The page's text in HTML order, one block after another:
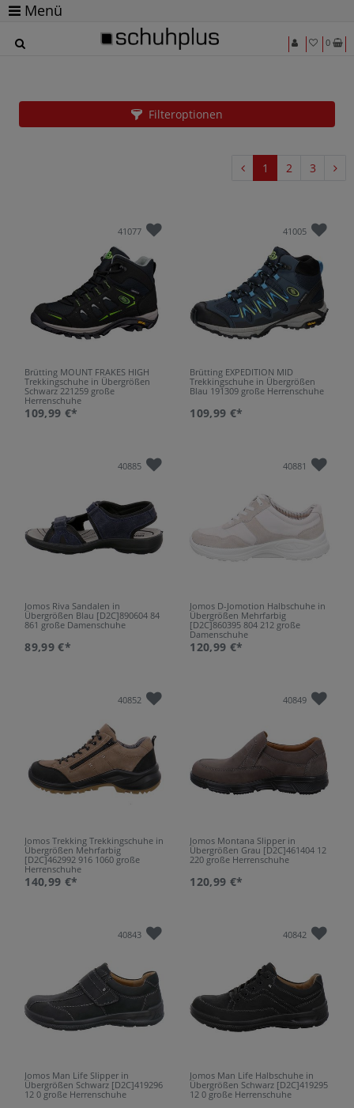
Menü
0
Filteroptionen
1 2 3
41077
Brütting MOUNT FRAKES HIGH
Trekkingschuhe in Übergrößen
Schwarz 221259 große
Herrenschuhe
109,99 €*
41005
Brütting EXPEDITION MID
Trekkingschuhe in Übergrößen
Blau 191309 große Herrenschuhe
109,99 €*
40885
Jomos Riva Sandalen in
Übergrößen Blau [D2C]890604 84
861 große Damenschuhe
89,99 €*
40881
Jomos D-Jomotion Halbschuhe in
Übergrößen Mehrfarbig
[D2C]860395 804 212 große
Damenschuhe
120,99 €*
40852
Jomos Trekking Trekkingschuhe in
Übergrößen Mehrfarbig
[D2C]462992 916 1060 große
Herrenschuhe
140,99 €*
40849
Jomos Montana Slipper in
Übergrößen Grau [D2C]461404 12
220 große Herrenschuhe
120,99 €*
40843
Jomos Man Life Slipper in
Übergrößen Schwarz [D2C]419296
12 0 große Herrenschuhe
40842
Jomos Man Life Halbschuhe in
Übergrößen Schwarz [D2C]419295
12 0 große Herrenschuhe